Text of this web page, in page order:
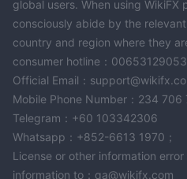
global users. When using WikiFX
consciously abide by the
country and region where they
consumer hotline：
Official Email：
Mobile Phone Number：234
Telegram：+60 103342306
Whatsapp：+852-6613 1970；
License or other information
information to：qa@wikifx.com